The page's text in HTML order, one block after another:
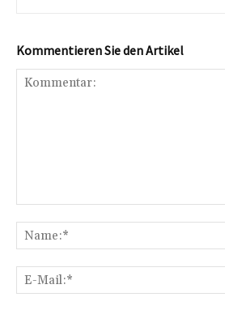
Kommentieren Sie den Artikel